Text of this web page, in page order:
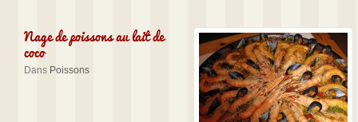
Nage de poissons au lait de
coco
Dans Poissons